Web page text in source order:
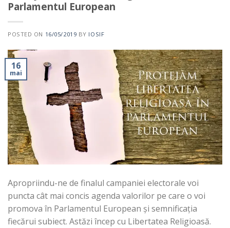
Parlamentul European
POSTED ON 16/05/2019 BY IOSIF
16
mai
Apropriindu-ne de finalul campaniei electorale voi
puncta cât mai concis agenda valorilor pe care o voi
promova în Parlamentul European și semnificația
fiecărui subiect. Astăzi încep cu Libertatea Religioasă.